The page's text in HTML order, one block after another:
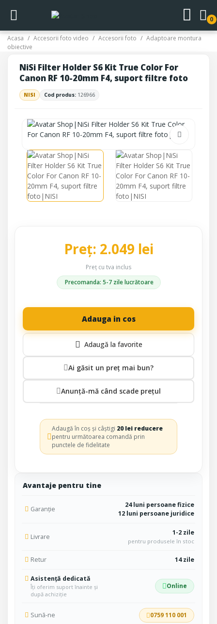
0
Acasa Accesorii foto video Accesorii foto
Adaptoare montura
obiective
NiSi Filter Holder S6 Kit True Color For
Canon RF 10-20mm F4, suport filtre foto
NISI Cod produs: 126966
Avantaje pentru tine
Garanție
24 luni persoane fizice
12 luni persoane juridice
Livrare 1-2 zile
pentru produsele în stoc
Retur 14 zile
Asistență dedicată
Îți oferim suport înainte și
după achiziție
Online
Sună-ne 0759 110 001
Preț: 2.049 lei
Preț cu tva inclus
Precomanda: 5-7 zile lucrătoare
Adauga in cos
Ai găsit un preț mai bun?
Anunță-mă când scade prețul
Adaugă în coș și câștigi 20 lei reducere
pentru următoarea comandă prin
punctele de fidelitate